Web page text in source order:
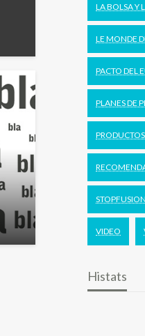
LA BOLSA Y
LE MONDE
PACTO DEL
PLANES DE
STOPFUSION
VIDEO
Histats